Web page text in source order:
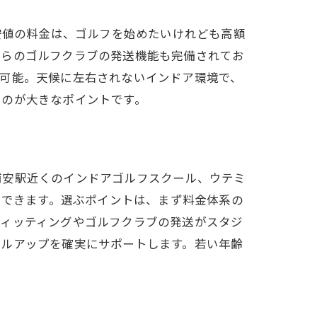
の料金は、ゴルフを始めたいけれども高額
のゴルフクラブの発送機能も完備されてお
。天候に左右されないインドア環境で、
が大きなポイントです。
駅近くのインドアゴルフスクール、ウテミ
きます。選ぶポイントは、まず料金体系の
ッティングやゴルフクラブの発送がスタジ
アップを確実にサポートします。若い年齢